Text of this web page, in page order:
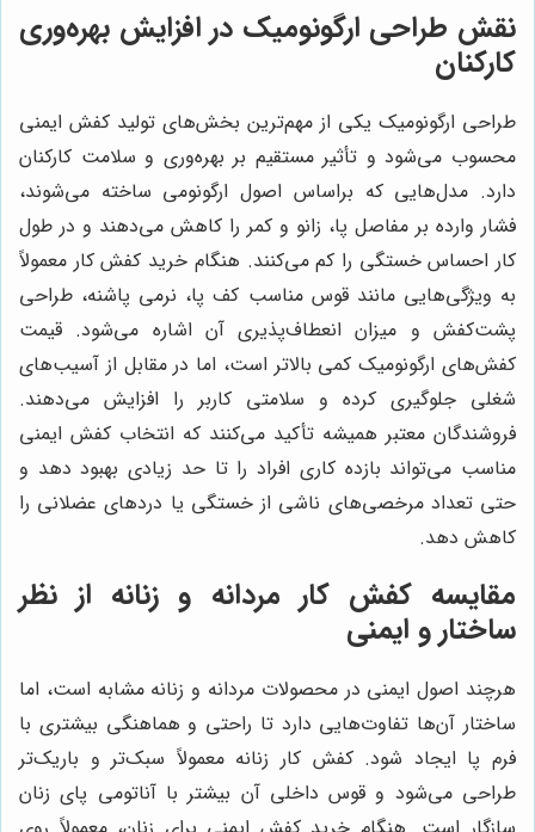
نقش طراحی ارگونومیک در افزایش بهره‌وری
کارکنان
طراحی ارگونومیک یکی از مهم‌ترین بخش‌های تولید کفش ایمنی
محسوب می‌شود و تأثیر مستقیم بر بهره‌وری و سلامت کارکنان
دارد. مدل‌هایی که براساس اصول ارگونومی ساخته می‌شوند،
فشار وارده بر مفاصل پا، زانو و کمر را کاهش می‌دهند و در طول
کار احساس خستگی را کم می‌کنند. هنگام خرید کفش کار معمولاً
به ویژگی‌هایی مانند قوس مناسب کف پا، نرمی پاشنه، طراحی
پشت‌کفش و میزان انعطاف‌پذیری آن اشاره می‌شود. قیمت
کفش‌های ارگونومیک کمی بالاتر است، اما در مقابل از آسیب‌های
شغلی جلوگیری کرده و سلامتی کاربر را افزایش می‌دهند.
فروشندگان معتبر همیشه تأکید می‌کنند که انتخاب کفش ایمنی
مناسب می‌تواند بازده کاری افراد را تا حد زیادی بهبود دهد و
حتی تعداد مرخصی‌های ناشی از خستگی یا دردهای عضلانی را
کاهش دهد.
مقایسه کفش کار مردانه و زنانه از نظر
ساختار و ایمنی
هرچند اصول ایمنی در محصولات مردانه و زنانه مشابه است، اما
ساختار آن‌ها تفاوت‌هایی دارد تا راحتی و هماهنگی بیشتری با
فرم پا ایجاد شود. کفش کار زنانه معمولاً سبک‌تر و باریک‌تر
طراحی می‌شود و قوس داخلی آن بیشتر با آناتومی پای زنان